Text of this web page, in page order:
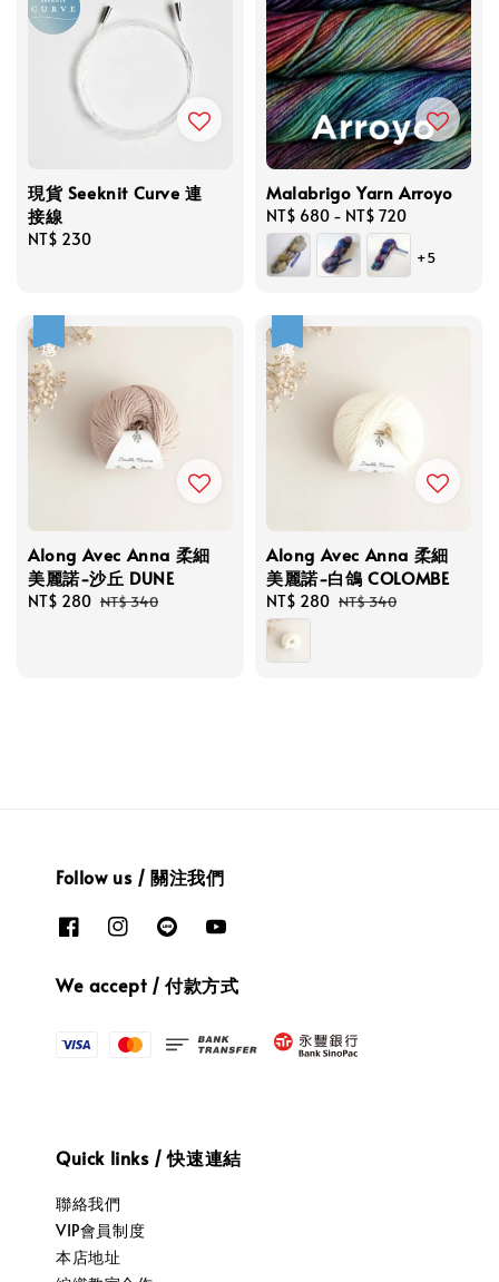
現貨 Seeknit Curve 連
接線
Regular
NT$ 230
Malabrigo Yarn Arroyo
Regular
price
NT$ 680 - NT$ 720
+5
Along Avec Anna 柔細
美麗諾-沙丘 DUNE
Sale
NT$ 280 Regular
NT$ 340
Along Avec Anna 柔細
美麗諾-白鴿 COLOMBE
Sale
price
NT$ 280 Regular
NT$ 340
Follow us / 關注我們
We accept / 付款方式
Quick links / 快速連結
聯絡我們
VIP會員制度
本店地址